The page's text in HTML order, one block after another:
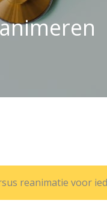
reanimatie voor